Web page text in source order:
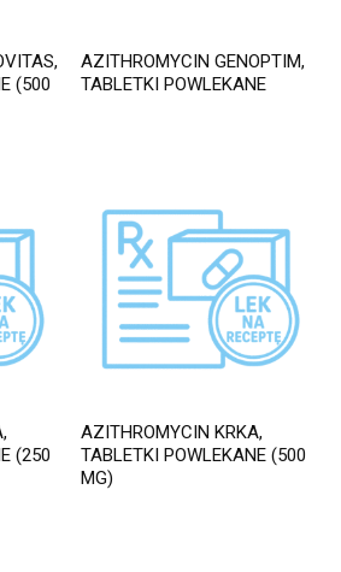
(500
AZITHROMYCIN GENOPTIM,
TABLETKI POWLEKANE
(250
AZITHROMYCIN KRKA,
TABLETKI POWLEKANE (500
MG)